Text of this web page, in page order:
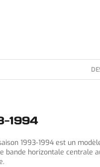
1994
1993-1994 est un
horizontale centrale